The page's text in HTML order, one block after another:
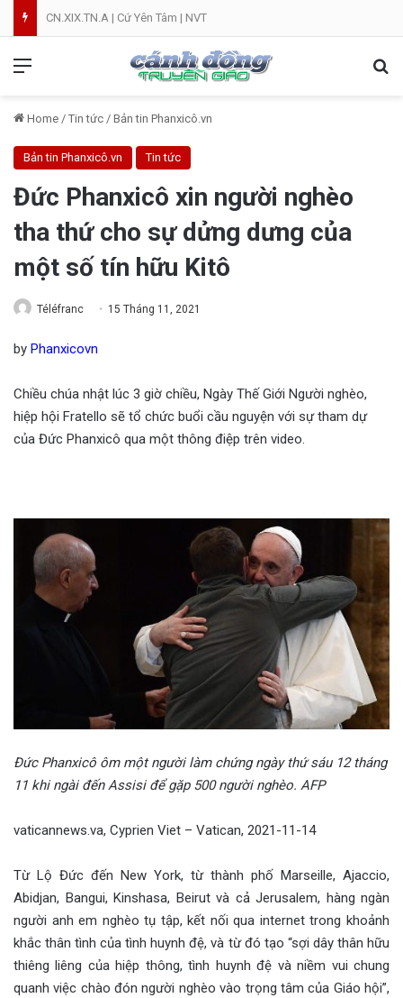
CN.XIX.TN.A | Cứ Yên Tâm | NVT
Home / Tin tức / Bản tin Phanxicô.vn
Bản tin Phanxicô.vn Tin tức
Đức Phanxicô xin người nghèo
tha thứ cho sự dửng dưng của
một số tín hữu Kitô
Téléfranc 15 Tháng 11, 2021
by Phanxicovn
Chiều chúa nhật lúc 3 giờ chiều, Ngày Thế Giới Người nghèo,
hiệp hội Fratello sẽ tổ chức buổi cầu nguyện với sự tham dự
của Đức Phanxicô qua một thông điệp trên video.
Đức Phanxicô ôm một người làm chứng ngày thứ sáu 12 tháng
11 khi ngài đến Assisi để gặp 500 người nghèo. AFP
vaticannews.va, Cyprien Viet – Vatican, 2021-11-14
Từ Lộ Đức đến New York, từ thành phố Marseille, Ajaccio,
Abidjan, Bangui, Kinshasa, Beirut và cả Jerusalem, hàng ngàn
người anh em nghèo tụ tập, kết nối qua internet trong khoảnh
khắc thân tình của tình huynh đệ, và từ đó tạo “sợi dây thân hữu
thiêng liêng của hiệp thông, tình huynh đệ và niềm vui chung
quanh việc chào đón người nghèo vào trọng tâm của Giáo hội”,